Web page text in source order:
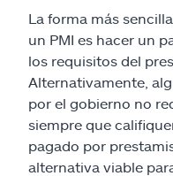
La forma más
un PMI es hacer un
los requisitos del
Alternativamente,
por el gobierno no
siempre que
pagado por
alternativa viable